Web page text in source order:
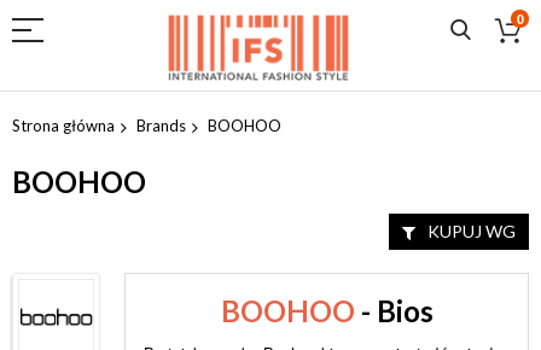
0
Przejdź
do
Strona główna Brands BOOHOO
BOOHOO
BOOHOO - Bios
KUPUJ WG